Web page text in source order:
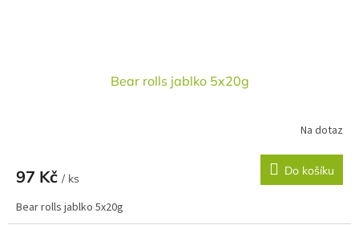
Bear rolls jablko 5x20g
Na dotaz
97 Kč / ks
Do košíku
Bear rolls jablko 5x20g